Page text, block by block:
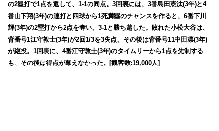
の2塁打で1点を返して、1-1の同点。3回裏には、3番島田憲汰(3年)と4
番山下翔(3年)の連打と四球から1死満塁のチャンスを作ると、6番下川
輝(3年)の2塁打から2点を奪い、3-1と勝ち越した。敗れた小松大谷は、
背番号1江守敦士(3年)が2回1/3を3失点、その後は背番号11中田凛(3年)
が継投。1回表に、4番江守敦士(3年)のタイムリーから1点を先制する
も、その後は得点が奪えなかった。[観客数:19,000人]